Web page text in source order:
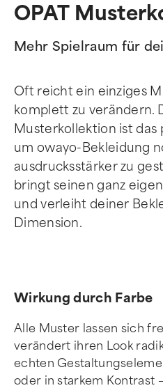
OPAT
Mehr Spielraum für
Oft reicht ein einziges
komplett zu verändern.
Musterkollektion ist das
um owayo-Bekleidung
ausdrucksstärker zu
bringt seinen ganz
und verleiht deiner
Dimension.
Wirkung durch Farbe
Alle Muster lassen sich
verändert ihren Look
echten
oder in starkem Kontrast